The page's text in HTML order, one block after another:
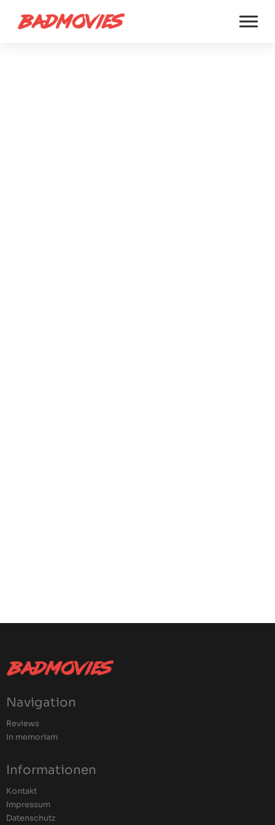
Navigation
Reviews
In memoriam
Informationen
Kontakt
Impressum
Datenschutz